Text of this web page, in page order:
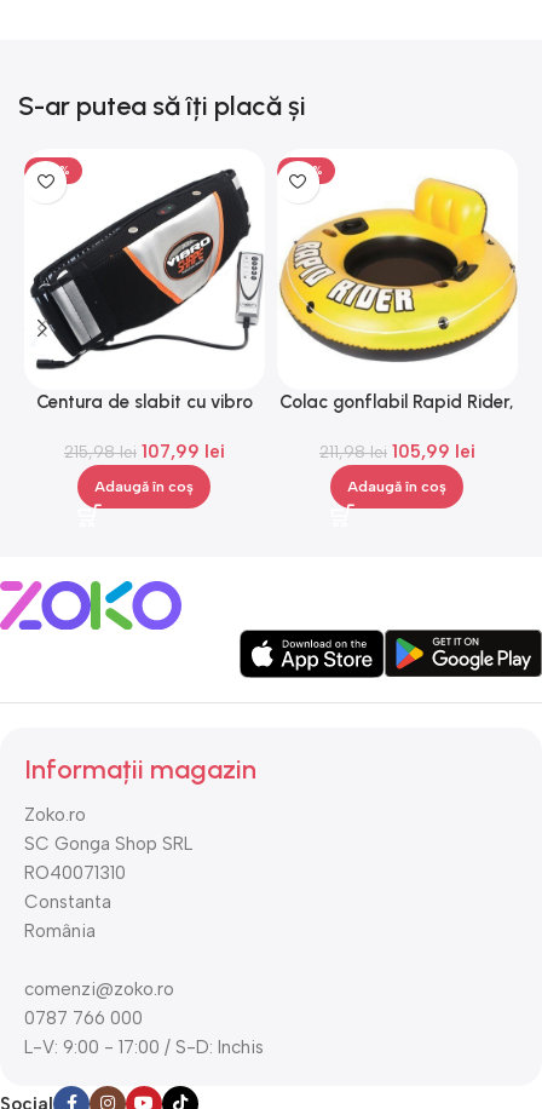
S-ar putea să îți placă și
-50%
Centura de slabit cu vibro
telecomanda, negru
215,98lei 107,99 lei
Adaugă în coș
-50%
Colac gonflabil Rapid Rider,
211,98lei 105,99 lei
Adaugă în coș
Informații magazin
Zoko.ro
SC Gonga Shop SRL
RO40071310
Constanta
România
comenzi@zoko.ro
0787 766 000
L-V: 9:00 - 17:00 / S-D: Inchis
Social